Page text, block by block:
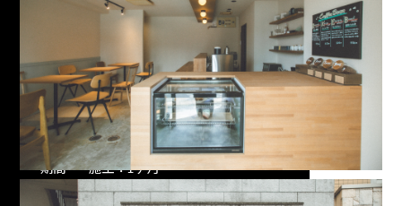
MELLOW COFFEE
業態
カフェ
面積
33.6㎡ / 10.2坪
期間
施工：1ヶ月
設計
atelier hito